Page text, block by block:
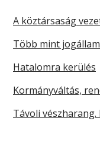
A köztársaság
Több mint
Hatalomra kerülés
Kormányváltás,
Távoli